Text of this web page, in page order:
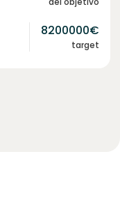
8200000€
target